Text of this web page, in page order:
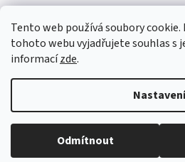
Tento web používá soubory
tohoto webu vyjadřujete souhlas s
informacízde.
Nastavení
Odmítnout
Facebook
Copyright 2026Berge LED.